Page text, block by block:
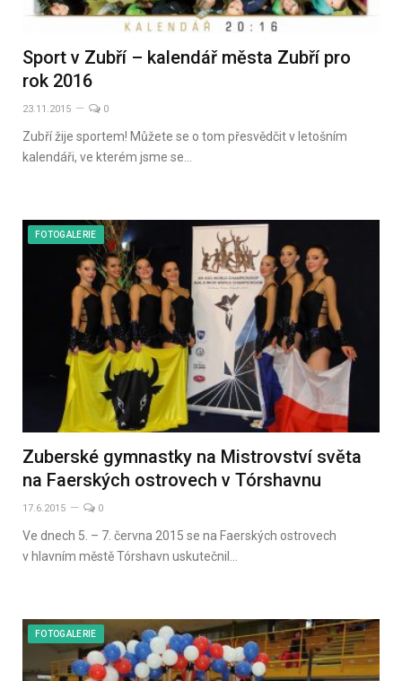
Sport v Zubří – kalendář města Zubří pro
rok 2016
23.11.2015 0
Zubří žije sportem! Můžete se o tom přesvědčit v letošním
kalendáři, ve kterém jsme se…
FOTOGALERIE
Zuberské gymnastky na Mistrovství světa
na Faerských ostrovech v Tórshavnu
17.6.2015 0
Ve dnech 5. – 7. června 2015 se na Faerských ostrovech
v hlavním městě Tórshavn uskutečnil…
FOTOGALERIE